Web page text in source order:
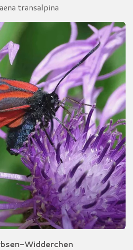
transalpina
Widderchen